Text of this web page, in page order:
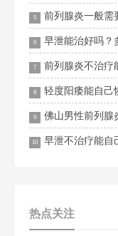
5 前列腺炎一般需
6 早泄能治好吗？
7 前列腺炎不治疗
8 轻度阳痿能自己
9 佛山男性前列腺
10 早泄不治疗能自
热点关注